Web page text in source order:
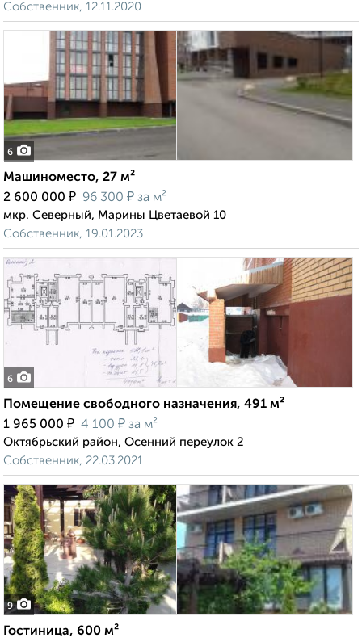
Собственник, 12.11.2020
6
Машиноместо, 27 м²
2 600 000 ₽ 96 300 ₽ за м²
мкр. Северный, Марины Цветаевой 10
Собственник, 19.01.2023
6
Помещение свободного назначения, 491 м²
1 965 000 ₽ 4 100 ₽ за м²
Октябрьский район, Осенний переулок 2
Собственник, 22.03.2021
9
Гостиница, 600 м²